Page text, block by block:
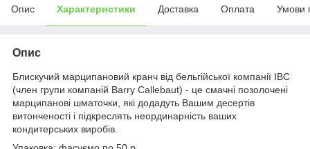
Опис Характеристики Доставка Оплата Умови
Опис
Блискучий марципановий кранч від бельгійської компанії IBC
(член групи компаній Barry Callebaut) - це смачні позолочені
марципанові шматочки, які додадуть Вашим десертів
витонченості і підкреслять неординарність ваших
кондитерських виробів.